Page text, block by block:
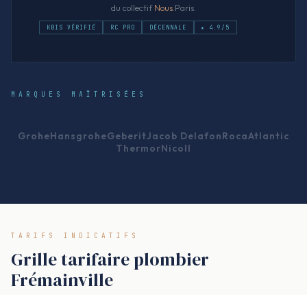
du collectifNous .Paris.
KBIS VÉRIFIÉ RC PRO DÉCENNALE ★ 4.9/5
MARQUES MAÎTRISÉES
GroheHansgroheGeberitJacob DelafonRocaAtlantic
ThermorNicoll
TARIFS INDICATIFS
Grille tarifaire plombier
Frémainville